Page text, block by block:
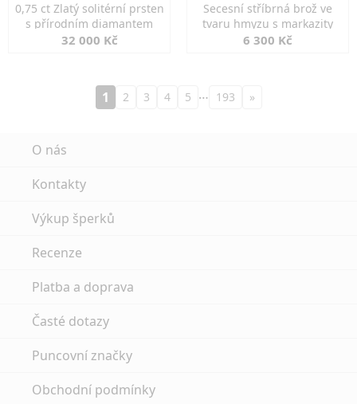
0,75 ct Zlatý solitérní prsten
s přírodním diamantem
32 000 Kč
Secesní stříbrná brož ve
tvaru hmyzu s markazity
6 300 Kč
1 2 3 4 5 … 193 »
O nás
Kontakty
Výkup šperků
Recenze
Platba a doprava
Časté dotazy
Puncovní značky
Obchodní podmínky